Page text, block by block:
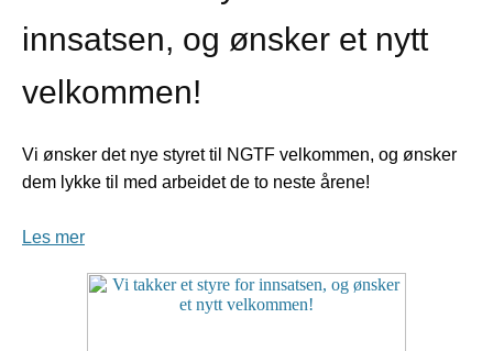
innsatsen, og ønsker et nytt
velkommen!
Vi ønsker det nye styret til NGTF velkommen, og ønsker
dem lykke til med arbeidet de to neste årene!
Les mer